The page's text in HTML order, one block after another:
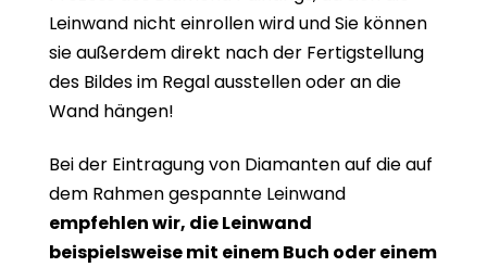
Leinwand nicht einrollen wird und Sie können
sie außerdem direkt nach der Fertigstellung
des Bildes im Regal ausstellen oder an die
Wand hängen!
Bei der Eintragung von Diamanten auf die auf
dem Rahmen gespannte Leinwand
empfehlen wir, die Leinwand
beispielsweise mit einem Buch oder einem